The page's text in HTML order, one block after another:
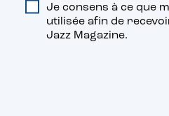
Je consens à ce que
utilisée afin de
Jazz Magazine.